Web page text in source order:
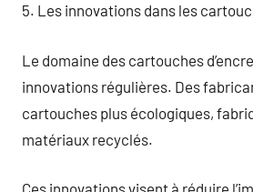
5. Les innovations dans les
Le domaine des cartouches
innovations régulières. Des
cartouches plus écologiques,
matériaux recyclés.
Ces innovations visent à réduire